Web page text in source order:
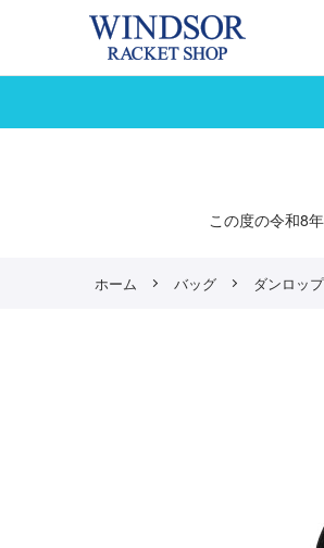
この度の令和8
ホーム バッグ ダンロップ